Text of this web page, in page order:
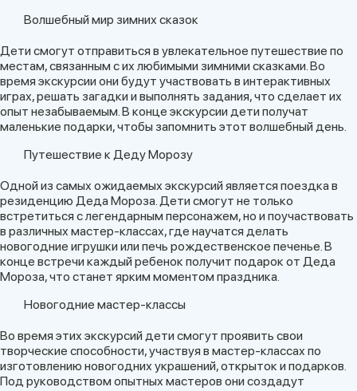
Волшебный мир зимних сказок
Дети смогут отправиться в увлекательное путешествие по
местам, связанным с их любимыми зимними сказками. Во
время экскурсии они будут участвовать в интерактивных
играх, решать загадки и выполнять задания, что сделает их
опыт незабываемым. В конце экскурсии дети получат
маленькие подарки, чтобы запомнить этот волшебный день.
Путешествие к Деду Морозу
Одной из самых ожидаемых экскурсий является поездка в
резиденцию Деда Мороза. Дети смогут не только
встретиться с легендарным персонажем, но и поучаствовать
в различных мастер-классах, где научатся делать
новогодние игрушки или печь рождественское печенье. В
конце встречи каждый ребенок получит подарок от Деда
Мороза, что станет ярким моментом праздника.
Новогодние мастер-классы
Во время этих экскурсий дети смогут проявить свои
творческие способности, участвуя в мастер-классах по
изготовлению новогодних украшений, открыток и подарков.
Под руководством опытных мастеров они создадут